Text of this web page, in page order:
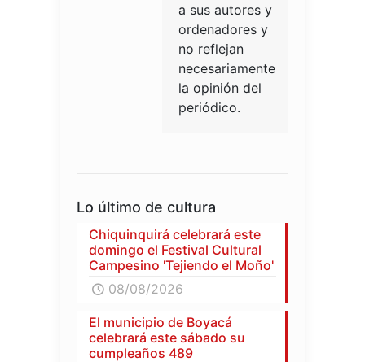
a sus autores y
ordenadores y
no reflejan
necesariamente
la opinión del
periódico.
Lo último de cultura
Chiquinquirá celebrará este
domingo el Festival Cultural
Campesino 'Tejiendo el Moño'
08/08/2026
El municipio de Boyacá
celebrará este sábado su
cumpleaños 489